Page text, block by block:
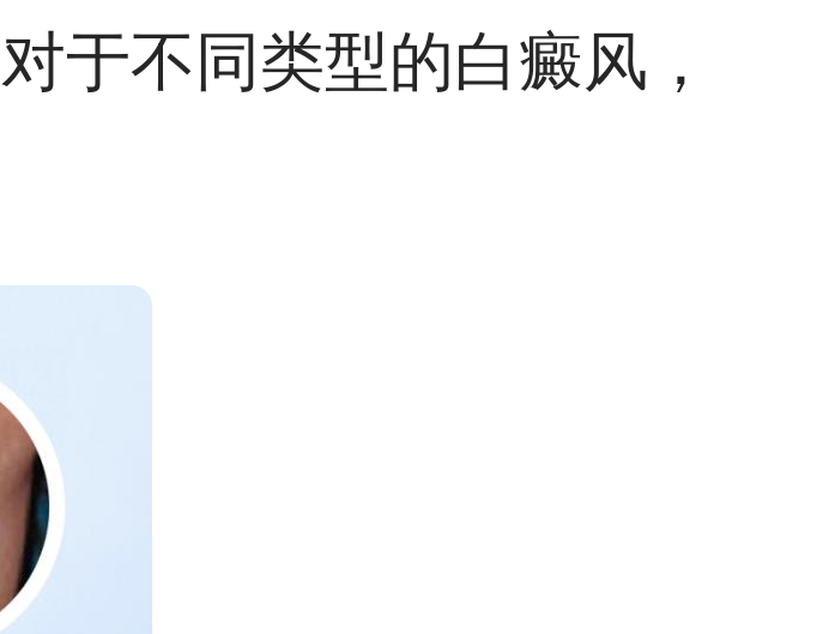
于不同类型的白癜风，